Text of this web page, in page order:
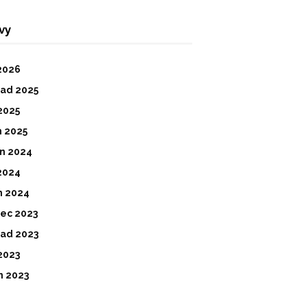
2025
2025
2024
2024
2023
2023
2023